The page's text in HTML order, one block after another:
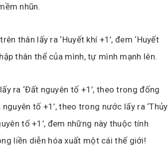
nhũn.
thân lấy ra ‘Huyết khí +1’, đem ‘Huyết
thân thể của mình, tự mình mạnh lên.
ra ‘Đất nguyên tố +1’, theo trong đống
nguyên tố +1’, theo trong nước lấy ra ‘Thủy
tố +1’, đem những này thuộc tính
liền diễn hóa xuất một cái thế giới!